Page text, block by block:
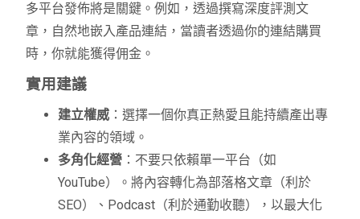
多平台發佈將是關鍵。例如，透過撰寫深度評測文
章，自然地嵌入產品連結，當讀者透過你的連結購買
時，你就能獲得佣金。
實用建議
建立權威 ：選擇一個你真正熱愛且能持續產出專
業內容的領域。
多角化經營 ：不要只依賴單一平台（如
YouTube）。將內容轉化為部落格文章（利於
SEO）、Podcast（利於通勤收聽），以最大化